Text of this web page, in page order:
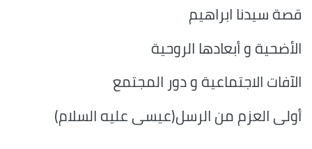
قصة سيدنا ابراهيم
الأضحية و أبعادها الروحية
الآفات الاجتماعية و دور المجتمع
أولى العزم من الرسل(عيسى عليه السلام)